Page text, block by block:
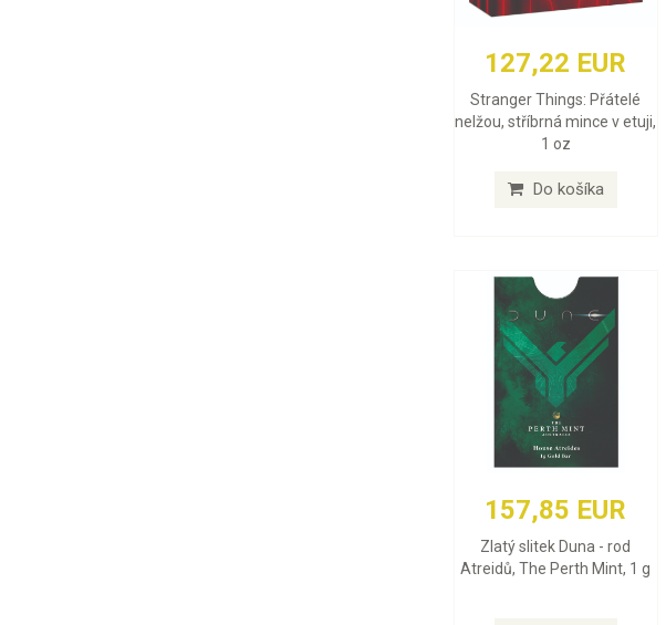
127,22 EUR
Stranger Things: Přátelé
nelžou, stříbrná mince v etuji,
1 oz
Do košíka
157,85 EUR
Zlatý slitek Duna - rod
Atreidů, The Perth Mint, 1 g